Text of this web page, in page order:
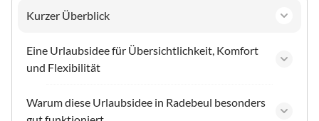
Kurzer Überblick
Eine Urlaubsidee für Übersichtlichkeit, Komfort
und Flexibilität
Warum diese Urlaubsidee in Radebeul besonders